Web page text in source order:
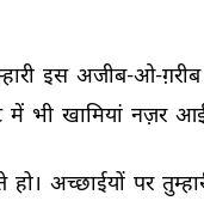
इस अजीब-ओ-ग़रीब
में भी खामियां नज़र
हो। अच्छाईयों पर